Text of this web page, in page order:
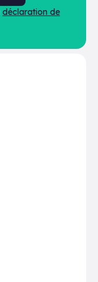
déclaration de